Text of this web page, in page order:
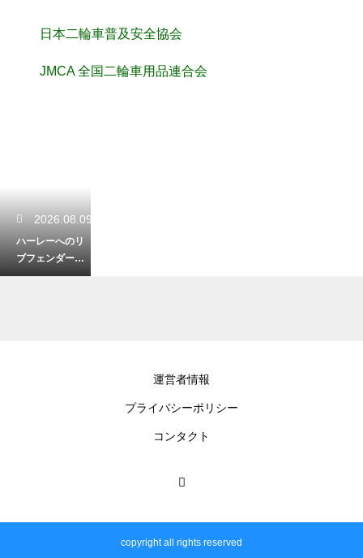
日本二輪車普及安全協会
JMCA 全国二輪車用品連合会
2026.08.09
ハーレーへのリ
ブフェンダーの
取り付け方法！
運営者情報
プライバシーポリシー
コンタクト
copyright all rights reserved